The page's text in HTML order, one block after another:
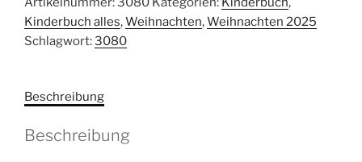
Die
Glücksbäckerei
–
Fest.
7.
Kinderbuch alles,Weihnachten,Weihnachten 2025
Schlagwort:3080
Beschreibung
Beschreibung